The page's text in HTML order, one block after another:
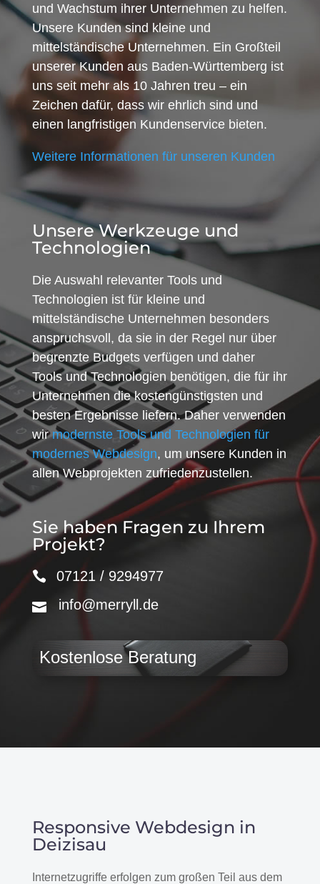
und Wachstum ihrer Unternehmen zu helfen.
Unsere Kunden sind kleine und
mittelständische Unternehmen. Ein Großteil
unserer Kunden aus Baden-Württemberg ist
uns seit mehr als 10 Jahren treu – ein
Zeichen dafür, dass wir ehrlich sind und
einen langfristigen Kundenservice bieten.
Weitere Informationen für unseren Kunden
Unsere Werkzeuge und
Technologien
Die Auswahl relevanter Tools und
Technologien ist für kleine und
mittelständische Unternehmen besonders
anspruchsvoll, da sie in der Regel nur über
begrenzte Budgets verfügen und daher
Tools und Technologien benötigen, die für ihr
Unternehmen die kostengünstigsten und
besten Ergebnisse liefern. Daher verwenden
wirmodernste Tools und Technologien für
modernes Webdesign, um unsere Kunden in
allen Webprojekten zufriedenzustellen.
Sie haben Fragen zu Ihrem
Projekt?
07121 / 9294977
info@merryll.de
Kostenlose Beratung
Responsive Webdesign in
Deizisau
Internetzugriffe erfolgen zum großen Teil aus dem